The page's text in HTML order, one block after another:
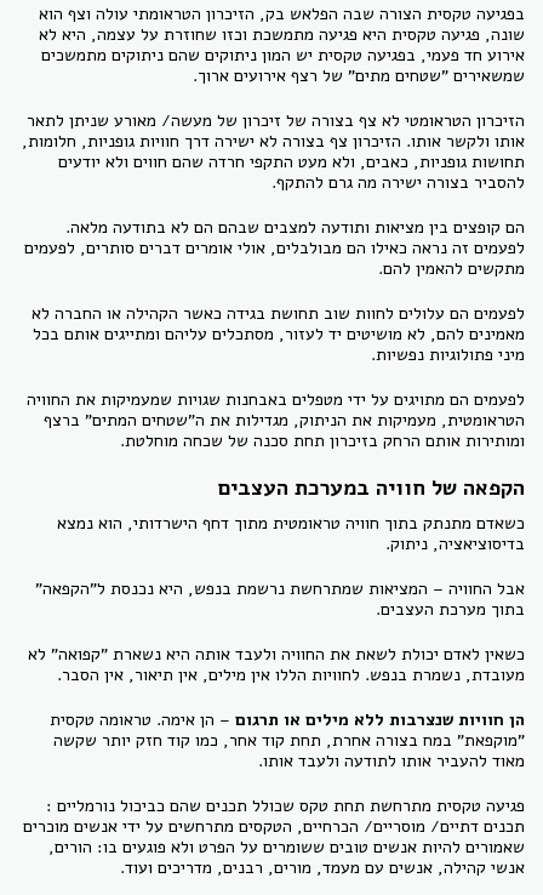
בפגיעה טקסית הצורה שבה הפלאש בק, הזיכרון הטראומתי עולה וצף הוא
שונה, פגיעה טקסית היא פגיעה מתמשכת וכזו שחוזרת על עצמה, היא לא
אירוע חד פעמי, בפגיעה טקסית יש המון ניתוקים שהם ניתוקים מתמשכים
שמשאירים "שטחים מתים" של רצף אירועים ארוך.
הזיכרון הטראומטי לא צף בצורה של זיכרון של מעשה/ מאורע שניתן לתאר
אותו ולקשר אותו. הזיכרון צף בצורה לא ישירה דרך חוויות גופניות, חלומות,
תחושות גופניות, כאבים, ולא מעט התקפי חרדה שהם חווים ולא יודעים
להסביר בצורה ישירה מה גרם להתקף.
הם קופצים בין מציאות ותודעה למצבים שבהם הם לא בתודעה מלאה.
לפעמים זה נראה כאילו הם מבולבלים, אולי אומרים דברים סותרים, לפעמים
מתקשים להאמין להם.
לפעמים הם עלולים לחוות שוב תחושת בגידה כאשר הקהילה או החברה לא
מאמינים להם, לא מושיטים יד לעזור, מסתכלים עליהם ומתייגים אותם בכל
מיני פתולוגיות נפשיות.
לפעמים הם מתויגים על ידי מטפלים באבחנות שגויות שמעמיקות את החוויה
הטראומטית, מעמיקות את הניתוק, מגדילות את ה"שטחים המתים" ברצף
ומותירות אותם הרחק בזיכרון תחת סכנה של שכחה מוחלטת.
הקפאה של חוויה במערכת העצבים
כשאדם מתנתק בתוך חוויה טראומטית מתוך דחף הישרדותי, הוא נמצא
בדיסוציאציה, ניתוק.
אבל החוויה – המציאות שמתרחשת נרשמת בנפש, היא נכנסת ל"הקפאה"
בתוך מערכת העצבים.
כשאין לאדם יכולת לשאת את החוויה ולעבד אותה היא נשארת "קפואה" לא
מעובדת, נשמרת בנפש. לחוויות הללו אין מילים, אין תיאור, אין הסבר.
הן חוויות שנצרבות ללא מילים או תרגום – הן אימה. טראומה טקסית
"מוקפאת" במח בצורה אחרת, תחת קוד אחר, כמו קוד חזק יותר שקשה
מאוד להעביר אותו לתודעה ולעבד אותו.
פגיעה טקסית מתרחשת תחת טקס שכולל תכנים שהם כביכול נורמליים :
תכנים דתיים/ מוסריים/ הכרחיים, הטקסים מתרחשים על ידי אנשים מוכרים
שאמורים להיות אנשים טובים ששומרים על הפרט ולא פוגעים בו: הורים,
אנשי קהילה, אנשים עם מעמד, מורים, רבנים, מדריכים ועוד.